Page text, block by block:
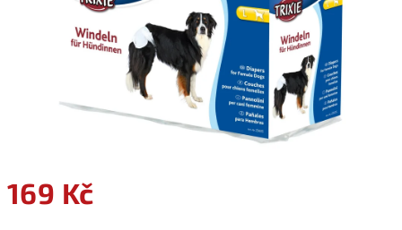
169 Kč